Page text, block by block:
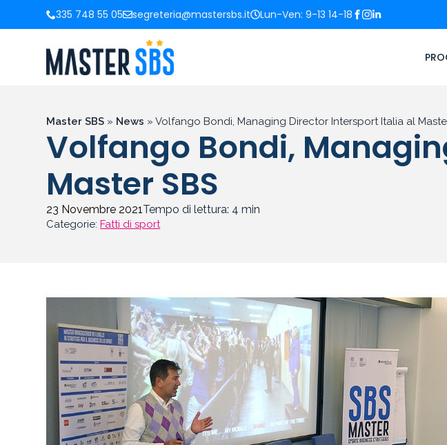
335 748 55 05 segreteria@mastersbs.it Lun-Ven: 9-13 14-18
Master SBS » News » Volfango Bondi, Managing Director Intersport Italia al
Volfango Bondi,
Master SBS
23 Novembre 2021Tempo di lettura: 4 min
Categorie:Fatti di sport